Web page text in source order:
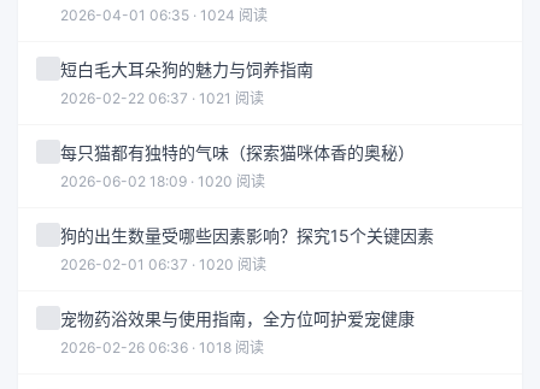
2026-04-01 06:35 · 1024 阅读
短白毛大耳朵狗的魅力与饲养指南
2026-02-22 06:37 · 1021 阅读
每只猫都有独特的气味（探索猫咪体香的奥秘）
2026-06-02 18:09 · 1020 阅读
狗的出生数量受哪些因素影响？探究15个关键因素
2026-02-01 06:37 · 1020 阅读
宠物药浴效果与使用指南，全方位呵护爱宠健康
2026-02-26 06:36 · 1018 阅读